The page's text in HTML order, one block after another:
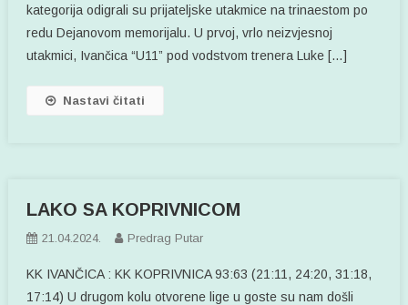
kategorija odigrali su prijateljske utakmice na trinaestom po
redu Dejanovom memorijalu. U prvoj, vrlo neizvjesnoj
utakmici, Ivančica “U11” pod vodstvom trenera Luke […]
Nastavi čitati
LAKO SA KOPRIVNICOM
21.04.2024. Predrag Putar
KK IVANČICA : KK KOPRIVNICA 93:63 (21:11, 24:20, 31:18,
17:14) U drugom kolu otvorene lige u goste su nam došli